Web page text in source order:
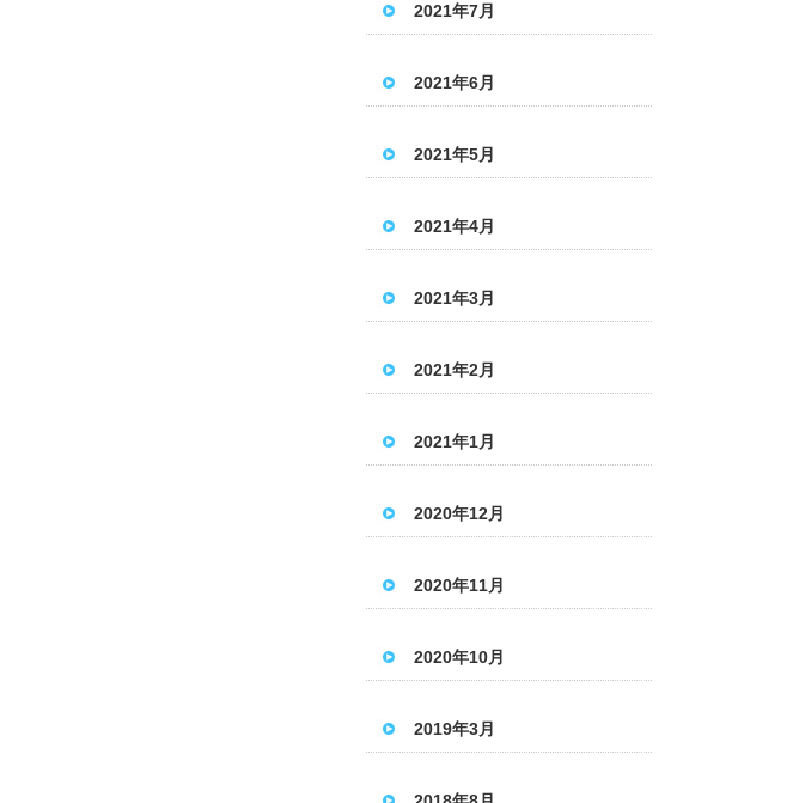
2021年7月
2021年6月
2021年5月
2021年4月
2021年3月
2021年2月
2021年1月
2020年12月
2020年11月
2020年10月
2019年3月